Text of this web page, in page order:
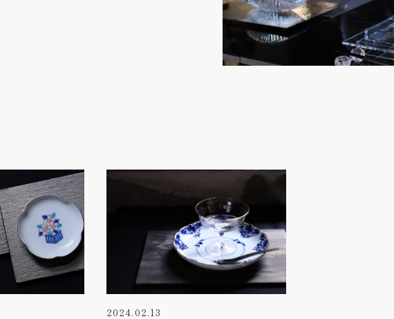
2024.02.13